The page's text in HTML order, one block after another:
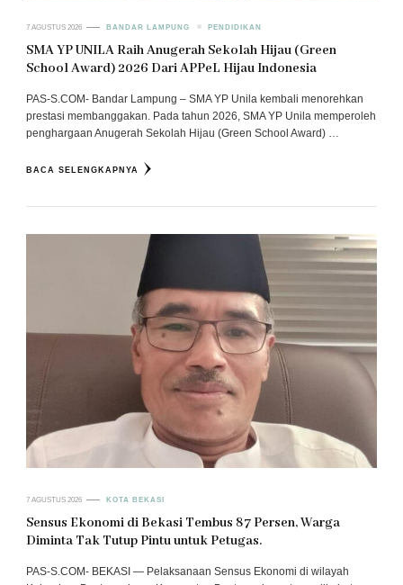
7 AGUSTUS 2026 BANDAR LAMPUNG PENDIDIKAN
SMA YP UNILA Raih Anugerah Sekolah Hijau (Green
School Award) 2026 Dari APPeL Hijau Indonesia
PAS-S.COM- Bandar Lampung – SMA YP Unila kembali menorehkan
prestasi membanggakan. Pada tahun 2026, SMA YP Unila memperoleh
penghargaan Anugerah Sekolah Hijau (Green School Award) …
BACA SELENGKAPNYA
7 AGUSTUS 2026 KOTA BEKASI
Sensus Ekonomi di Bekasi Tembus 87 Persen, Warga
Diminta Tak Tutup Pintu untuk Petugas.
PAS-S.COM- BEKASI — Pelaksanaan Sensus Ekonomi di wilayah